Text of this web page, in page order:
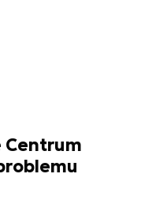
Centrum